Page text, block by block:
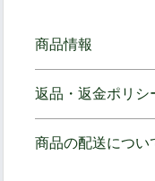
商品情報
明に加え、商品の特
しましょう。
返品・返金ポリシ
満足しなかった場合
商品の配送につい